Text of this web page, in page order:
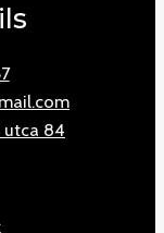
utca 84